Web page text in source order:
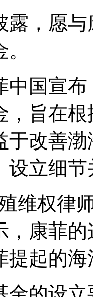
露，愿
中国宣
，旨在
于改善
设立细
维权律
，康菲
提起的